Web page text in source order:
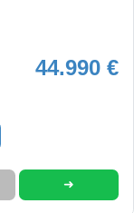
44.990 €
➜